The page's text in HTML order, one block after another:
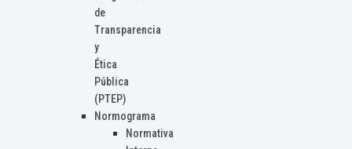
de
Transparencia
y
Ética
Pública
(PTEP)
Normograma
Normativa